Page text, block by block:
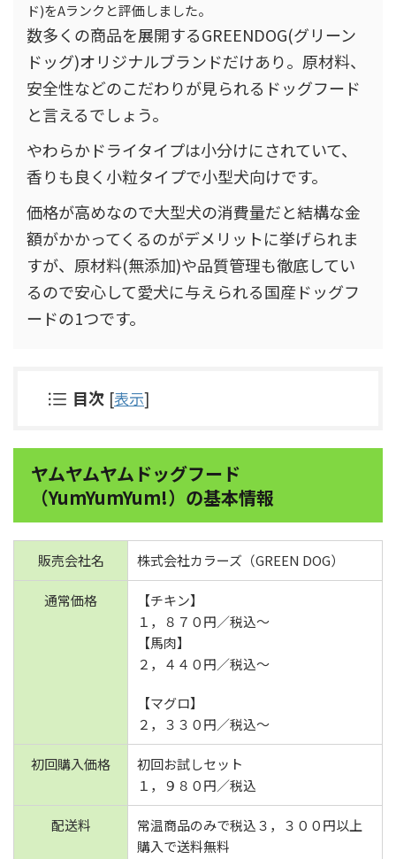
ド)をAランクと評価しました。
数多くの商品を展開するGREENDOG(グリーン
ドッグ)オリジナルブランドだけあり。原材料、
安全性などのこだわりが見られるドッグフード
と言えるでしょう。
やわらかドライタイプは小分けにされていて、
香りも良く小粒タイプで小型犬向けです。
価格が高めなので大型犬の消費量だと結構な金
額がかかってくるのがデメリットに挙げられま
すが、原材料(無添加)や品質管理も徹底してい
るので安心して愛犬に与えられる国産ドッグフ
ードの1つです。
目次 [表示]
ヤムヤムヤムドッグフード
（YumYumYum!）の基本情報
販売会社名 株式会社カラーズ（GREEN DOG）
通常価格
【チキン】
１，８７０円／税込～
【馬肉】
２，４４０円／税込～
【マグロ】
２，３３０円／税込～
初回購入価格
初回お試しセット
１，９８０円／税込
配送料
常温商品のみで税込３，３００円以上
購入で送料無料